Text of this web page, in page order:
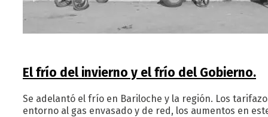
El frío del invierno y el frío del Gobierno.
Se adelantó el frío en Bariloche y la región. Los
entorno al gas envasado y de red, los aumentos en